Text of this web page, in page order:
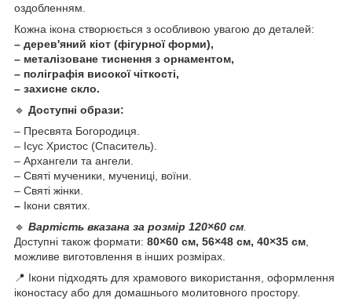
оздобленням.
Кожна ікона створюється з особливою увагою до деталей:
– дерев'яний кіот (фігурної форми),
– металізоване тиснення з орнаментом,
– поліграфія високої чіткості,
– захисне скло.
🔹 Доступні образи:
– Пресвята Богородиця.
– Ісус Христос (Спаситель).
– Архангели та ангели.
– Святі мученики, мучениці, воїни.
– Святі жінки.
– Ікони святих.
🔹 Вартість вказана за розмір 120×60 см
Доступні також формати: 80×60 см, 56×48 см, 40×35 см
можливе виготовлення в інших розмірах.
📍 Ікони підходять для храмового використання, оформлення
іконостасу або для домашнього молитовного простору.